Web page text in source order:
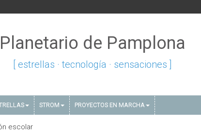
Planetario de Pamplona
[ estrellas · tecnología · sensaciones ]
STROM PROYECTOS EN MARCHA
escolar